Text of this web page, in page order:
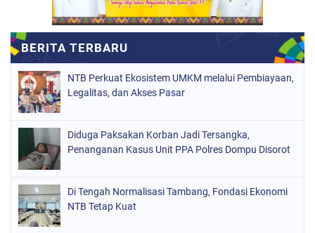
NTB Perkuat Ekosistem UMKM melalui Pembiayaan,
Legalitas, dan Akses Pasar
Diduga Paksakan Korban Jadi Tersangka,
Penanganan Kasus Unit PPA Polres Dompu Disorot
Di Tengah Normalisasi Tambang, Fondasi Ekonomi
NTB Tetap Kuat